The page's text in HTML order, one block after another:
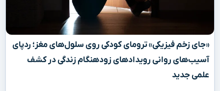
«جای زخم فیزیکی» ترومای کودکی روی سلول‌های مغز؛ ردپای
آسیب‌های روانی رویدادهای زودهنگام زندگی در کشف
علمی جدید